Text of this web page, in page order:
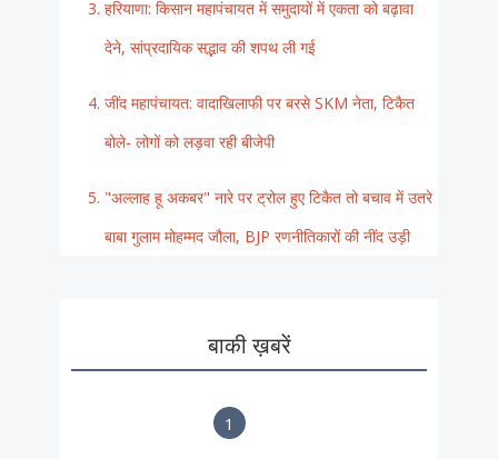
हरियाणा: किसान महापंचायत में समुदायों में एकता को बढ़ावा
देने, सांप्रदायिक सद्भाव की शपथ ली गई
जींद महापंचायत: वादाखिलाफी पर बरसे SKM नेता, टिकैत
बोले- लोगों को लड़वा रही बीजेपी
"अल्लाह हू अकबर" नारे पर ट्रोल हुए टिकैत तो बचाव में उतरे
बाबा गुलाम मोहम्मद जौला, BJP रणनीतिकारों की नींद उड़ी
बाकी ख़बरें
1